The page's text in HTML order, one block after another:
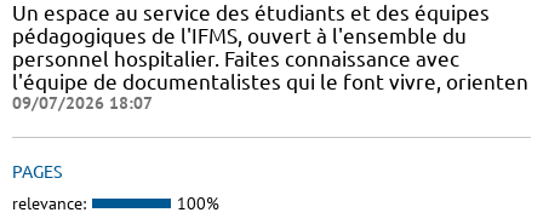
Un espace au service des étudiants et des équipes
pédagogiques de l'IFMS, ouvert à l'ensemble du
personnel hospitalier. Faites connaissance avec
l'équipe de documentalistes qui le font vivre, orienten
09/07/2026 18:07
PAGES
relevance: 100%